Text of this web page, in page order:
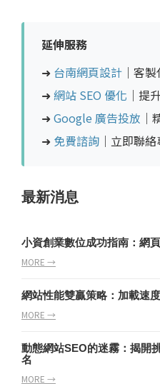
延伸服務
➜ 台南網頁設計 ｜客
➜ 網站 SEO 優化 ｜提
➜ Google 廣告投放
➜ 免費諮詢 ｜立即聯
最新消息
小資創業數位成功指南：網
MORE →
網站性能雙贏策略：加載速
MORE →
動態網站SEO的迷霧：揭開
名
MORE →